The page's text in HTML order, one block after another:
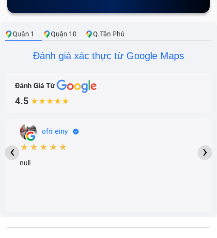
Quận 1 Quận 10 Q.Tân Phú
Đánh giá xác thực từ Google Maps
Đánh Giá Từ
4.5 ★★★★★
ofri einy
★★★★★
null
‹ ›